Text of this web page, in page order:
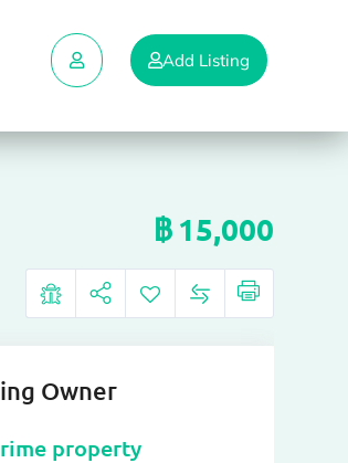
Add Listing
฿ 15,000
Owner
property